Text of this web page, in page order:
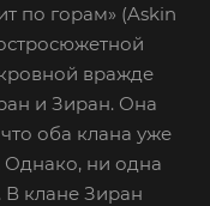
по горам» (Askin
вражде
и Зиран. Она
оба клана уже
Однако, ни одна
В клане Зиран